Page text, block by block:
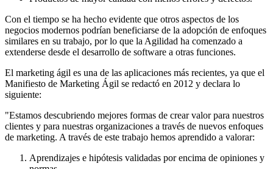
Con el tiempo se ha hecho evidente que otros aspectos de los
negocios modernos podrían beneficiarse de la adopción de enfoques
similares en su trabajo, por lo que la Agilidad ha comenzado a
extenderse desde el desarrollo de software a otras funciones.
El marketing ágil es una de las aplicaciones más recientes, ya que el
Manifiesto de Marketing Ágil se redactó en 2012 y declara lo
siguiente:
"Estamos descubriendo mejores formas de crear valor para nuestros
clientes y para nuestras organizaciones a través de nuevos enfoques
de marketing. A través de este trabajo hemos aprendido a valorar:
Aprendizajes e hipótesis validadas por encima de opiniones y